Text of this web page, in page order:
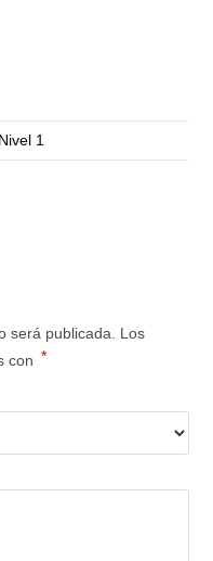
Nivel 1
será publicada.
Los
con *